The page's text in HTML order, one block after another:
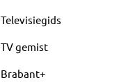
Televisiegids
TV gemist
Brabant+